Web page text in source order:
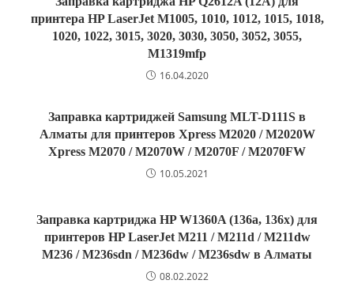
принтера HP LaserJet M1005, 1010, 1012, 1015, 1018,
1020, 1022, 3015, 3020, 3030, 3050, 3052, 3055,
M1319mfp
16.04.2020
Заправка картриджей Samsung MLT-D111S в
Алматы для принтеров Xpress M2020 / M2020W
Xpress M2070 / M2070W / M2070F / M2070FW
10.05.2021
Заправка картриджа HP W1360A (136a, 136x) для
принтеров HP LaserJet M211 / M211d / M211dw
M236 / M236sdn / M236dw / M236sdw в Алматы
08.02.2022